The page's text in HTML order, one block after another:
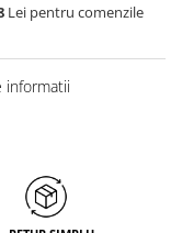
Lei pentru comenzile